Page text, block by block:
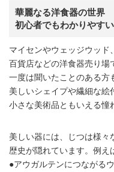
華麗なる洋食器の世界
初心者でもわかりやす
マイセンやウェッジウッド
百貨店などの洋食器売り場
一度は聞いたことのある方
美しいシェイプや繊細な絵
小さな美術品ともいえる憧
美しい器には、じつは様々
歴史が隠れています。例え
●アウガルテンにつながる